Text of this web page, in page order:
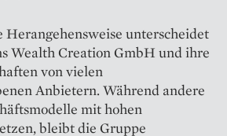
unterscheidet
Wealth Creation GmbH und ihre
von vielen
Anbietern. Während andere
mit hohen
bleibt die Gruppe